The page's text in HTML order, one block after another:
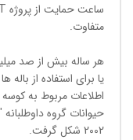
ساعت حمایت از پروژه
متفاوت.
هر ساله بیش از صد
یا برای استفاده از
اطلاعات مربوط به
حیوانات گروه داوطلبانه
2002 شکل گرفت.